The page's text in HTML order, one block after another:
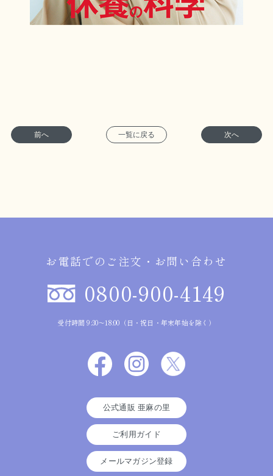
前へ 一覧に戻る 次へ
お電話でのご注文・お問い合わせ
0800-900-4149
受付時間 9:30～18:00（日・祝日・年末年始を除く）
公式通販 亜麻の里
ご利用ガイド
メールマガジン登録